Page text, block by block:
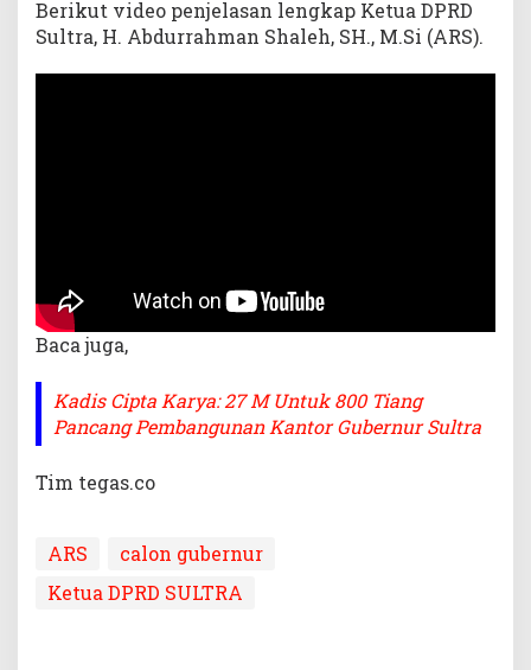
Berikut video penjelasan lengkap Ketua DPRD
Sultra, H. Abdurrahman Shaleh, SH., M.Si (ARS).
Baca juga,
Kadis Cipta Karya: 27 M Untuk 800 Tiang
Pancang Pembangunan Kantor Gubernur Sultra
Tim tegas.co
ARS
calon gubernur
Ketua DPRD SULTRA